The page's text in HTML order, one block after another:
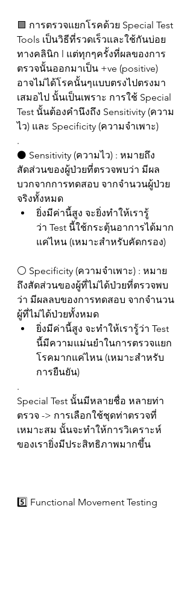
🟪 การตรวจแยกโรคด้วย Special Test
Tools เป็นวิธีที่รวดเร็วและใช้กันบ่อย
ทางคลินิก l แต่ทุกๆครั้งที่ผลของการ
ตรวจนั้นออกมาเป็น +ve (positive)
อาจไม่ได้โรคนั้นๆแบบตรงไปตรงมา
เสมอไป นั้นเป็นเพราะ การใช้ Special
Test นั้นต้องคำนึงถึง Sensitivity (ความ
ไว) และ Specificity (ความจำเพาะ)
.
⚫️ Sensitivity (ความไว) : หมายถึง
สัดส่วนของผู้ป่วยที่ตรวจพบว่า มีผล
บวกจากการทดสอบ จากจำนวนผู้ป่วย
จริงทั้งหมด
ยิ่งมีค่านี้สูง จะยิ่งทำให้เรารู้
ว่า Test นี้ใช้กระตุ้นอาการได้มาก
แค่ไหน (เหมาะสำหรับคัดกรอง)
⚪️ Specificity (ความจำเพาะ) : หมาย
ถึงสัดส่วนของผู้ที่ไม่ได้ป่วยที่ตรวจพบ
ว่า มีผลลบของการทดสอบ จากจำนวน
ผู้ที่ไม่ได้ป่วยทั้งหมด
ยิ่งมีค่านี้สูง จะทำให้เรารู้ว่า Test
นี้มีความแม่นยำในการตรวจแยก
โรคมากแค่ไหน (เหมาะสำหรับ
การยืนยัน)
.
Special Test นั้นมีหลายชื่อ หลายท่า
ตรวจ -> การเลือกใช้ชุดท่าตรวจที่
เหมาะสม นั้นจะทำให้การวิเคราะห์
ของเรายิ่งมีประสิทธิภาพมากขึ้น
5️⃣ Functional Movement Testing